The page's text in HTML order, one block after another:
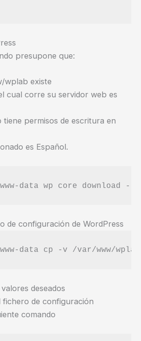
presupone que:
wplab existe
cual corre su servidor web es
tiene permisos de escritura en
es Español.
de configuración de WordPress
deseados
fichero de configuración
comando